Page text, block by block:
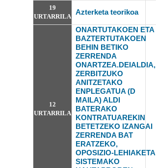
19
URTARRILA
Azterketa teorikoa
12
URTARRILA
ONARTUTAKOEN ETA
BAZTERTUTAKOEN
BEHIN BETIKO
ZERRENDA
ONARTZEA.DEIALDIA,
ZERBITZUKO
ANITZETAKO
ENPLEGATUA (D
MAILA) ALDI
BATERAKO
KONTRATUAREKIN
BETETZEKO IZANGAI
ZERRENDA BAT
ERATZEKO,
OPOSIZIO-LEHIAKETA
SISTEMAKO